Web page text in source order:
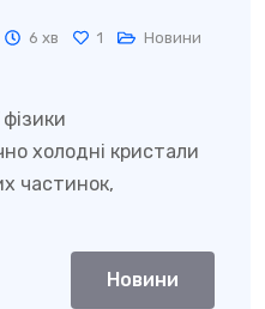
6 хв 1
Новини
холодні кристали
частинок,
Новини